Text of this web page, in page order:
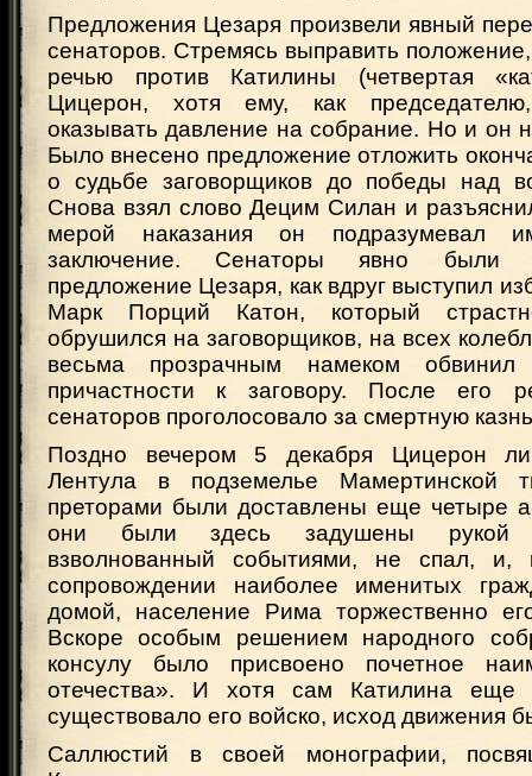
Предложения Цезаря произвели явный
сенаторов. Стремясь выправить
речью против Катилины (четвертая
Цицерон, хотя ему, как
оказывать давление на собрание. Но и он
Было внесено предложение отложить
о судьбе заговорщиков до победы над
Снова взял слово Децим Силан и
мерой наказания он подразумевал
заключение. Сенаторы явно были
предложение Цезаря, как вдруг выступил
Марк Порций Катон, который
обрушился на заговорщиков, на всех
весьма прозрачным намеком
причастности к заговору. После его
сенаторов проголосовало за смертную
Поздно вечером 5 декабря Цицерон
Лентула в подземелье Мамертинской
преторами были доставлены еще четыре
они были здесь задушены рукой
взволнованный событиями, не спал, и,
сопровождении наиболее именитых
домой, население Рима торжественно
Вскоре особым решением народного
консулу было присвоено почетное
отечества». И хотя сам Катилина
существовало его войско, исход движения
Саллюстий в своей монографии,